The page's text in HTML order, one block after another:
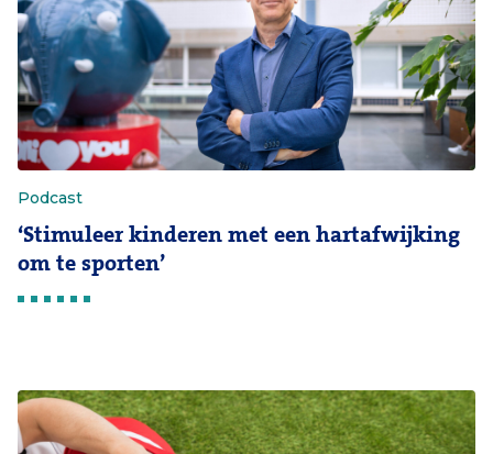
Podcast
‘Stimuleer kinderen met een hartafwijking
om te sporten’